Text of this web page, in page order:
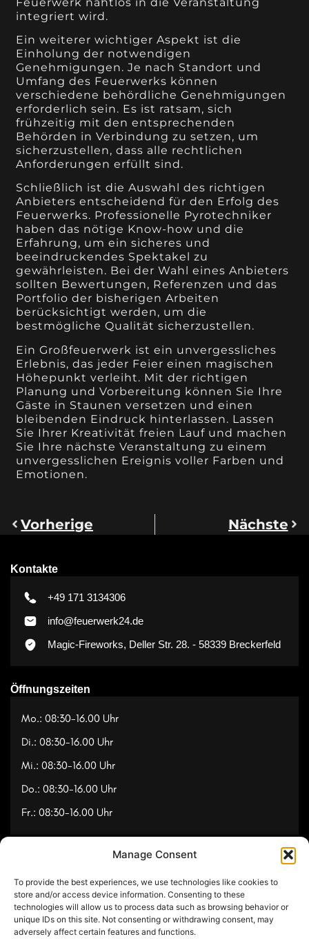
Manage Consent
To provide the best experiences, we use technologies like cookies to
store and/or access device information. Consenting to these
technologies will allow us to process data such as browsing behavior or
unique IDs on this site. Not consenting or withdrawing consent, may
adversely affect certain features and functions.
integriert wird.
Ein weiterer wichtiger Aspekt ist die
Einholung der notwendigen
Genehmigungen. Je nach Standort und
Umfang des Feuerwerks können
verschiedene behördliche Genehmigungen
erforderlich sein. Es ist ratsam, sich
frühzeitig mit den entsprechenden
Behörden in Verbindung zu setzen, um
sicherzustellen, dass alle rechtlichen
Anforderungen erfüllt sind.
Schließlich ist die Auswahl des richtigen
Anbieters entscheidend für den Erfolg des
Feuerwerks. Professionelle Pyrotechniker
haben das nötige Know-how und die
Erfahrung, um ein sicheres und
beeindruckendes Spektakel zu
gewährleisten. Bei der Wahl eines Anbieters
sollten Bewertungen, Referenzen und das
Portfolio der bisherigen Arbeiten
berücksichtigt werden, um die
bestmögliche Qualität sicherzustellen.
Ein Großfeuerwerk ist ein unvergessliches
Erlebnis, das jeder Feier einen magischen
Höhepunkt verleiht. Mit der richtigen
Planung und Vorbereitung können Sie Ihre
Gäste in Staunen versetzen und einen
bleibenden Eindruck hinterlassen. Lassen
Sie Ihrer Kreativität freien Lauf und machen
Sie Ihre nächste Veranstaltung zu einem
unvergesslichen Ereignis voller Farben und
Emotionen.
Vorherige Nächste
Kontakte
+49 171 3134306
info@feuerwerk24.de
Magic-Fireworks, Deller Str. 28. - 58339 Breckerfeld
Öffnungszeiten
Mo.: 08:30-16.00 Uhr
Di.: 08:30-16.00 Uhr
Mi.: 08:30-16.00 Uhr
Do.: 08:30-16.00 Uhr
Fr.: 08:30-16.00 Uhr
Referenzen
Videos
Über uns